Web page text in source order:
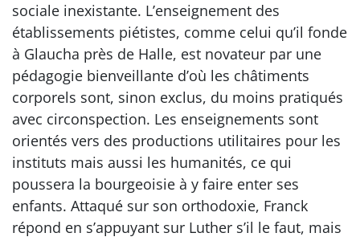
sociale inexistante. L’enseignement des
établissements piétistes, comme celui qu’il fonde
à Glaucha près de Halle, est novateur par une
pédagogie bienveillante d’où les châtiments
corporels sont, sinon exclus, du moins pratiqués
avec circonspection. Les enseignements sont
orientés vers des productions utilitaires pour les
instituts mais aussi les humanités, ce qui
poussera la bourgeoisie à y faire enter ses
enfants. Attaqué sur son orthodoxie, Franck
répond en s’appuyant sur Luther s’il le faut, mais